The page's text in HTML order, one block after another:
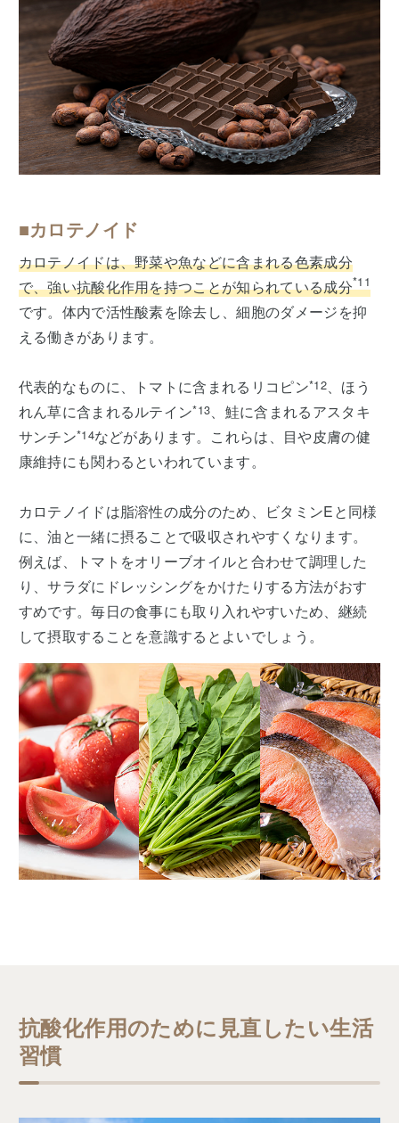
■カロテノイド
カロテノイドは、野菜や魚などに含まれる色素成分
で、強い抗酸化作用を持つことが知られている成分*11
です。体内で活性酸素を除去し、細胞のダメージを抑
える働きがあります。
代表的なものに、トマトに含まれるリコピン*12、ほう
れん草に含まれるルテイン*13、鮭に含まれるアスタキ
サンチン*14などがあります。これらは、目や皮膚の健
康維持にも関わるといわれています。
カロテノイドは脂溶性の成分のため、ビタミンEと同様
に、油と一緒に摂ることで吸収されやすくなります。
例えば、トマトをオリーブオイルと合わせて調理した
り、サラダにドレッシングをかけたりする方法がおす
すめです。毎日の食事にも取り入れやすいため、継続
して摂取することを意識するとよいでしょう。
抗酸化作用のために見直したい生活
習慣